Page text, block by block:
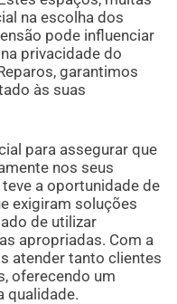
na escolha dos
pode influenciar
privacidade do
garantimos
às suas
para assegurar que
nos seus
a oportunidade de
exigiram soluções
de utilizar
apropriadas. Com a
atender tanto clientes
oferecendo um
qualidade.